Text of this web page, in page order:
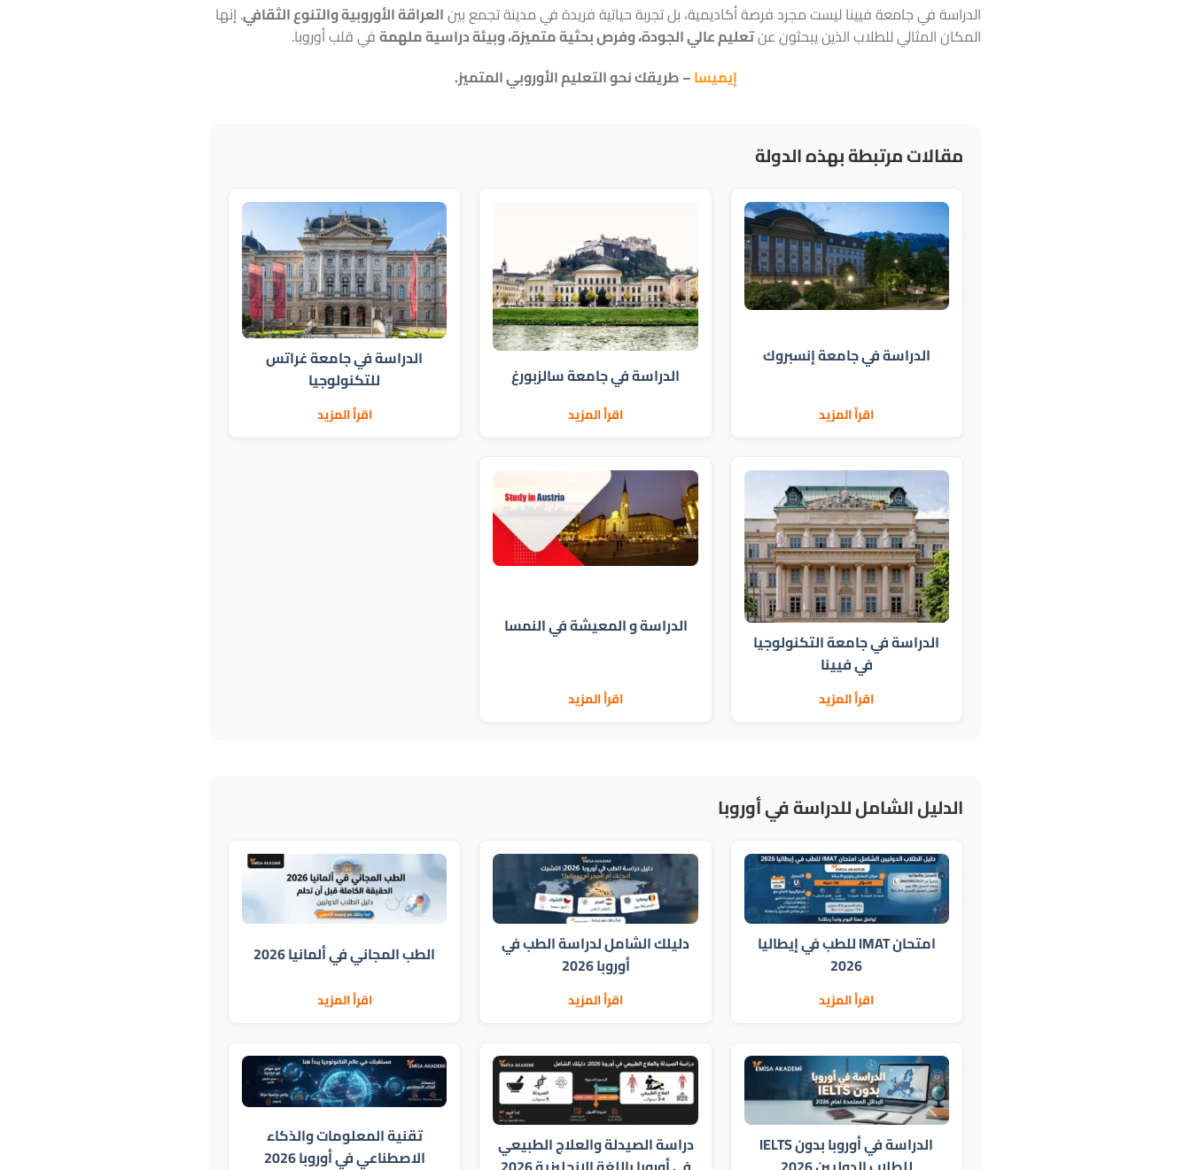
الدراسة في جامعة فيينا ليست مجرد فرصة أكاديمية، بل تجربة حياتية فريدة في مدينة تجمع بينالعراقة الأوروبية والتنوع الثقافي. إنها
المكان المثالي للطلاب الذين يبحثون عنتعليم عالي الجودة، وفرص بحثية متميزة، وبيئة دراسية ملهمةفي قلب أوروبا.
إيميسا– طريقك نحو التعليم الأوروبي المتميز.
مقالات مرتبطة بهذه الدولة
الدراسة في جامعة إنسبروك
اقرأ المزيد
الدراسة في جامعة سالزبورغ
اقرأ المزيد
الدراسة في جامعة غراتس
للتكنولوجيا
اقرأ المزيد
الدراسة في جامعة التكنولوجيا
في فيينا
اقرأ المزيد
الدراسة و المعيشة في النمسا
اقرأ المزيد
الدليل الشامل للدراسة في أوروبا
امتحان IMAT للطب في إيطاليا
2026
اقرأ المزيد
دليلك الشامل لدراسة الطب في
أوروبا 2026
اقرأ المزيد
الطب المجاني في ألمانيا 2026
اقرأ المزيد
الدراسة في أوروبا بدون IELTS
دراسة الصيدلة والعلاج الطبيعي
تقنية المعلومات والذكاء
الاصطناعي في أوروبا 2026